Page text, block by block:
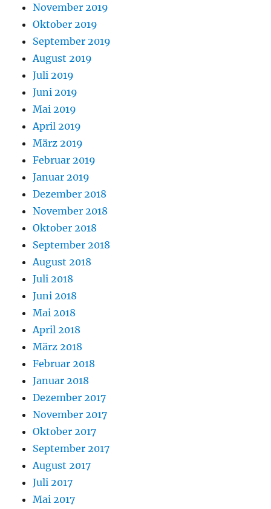
November 2019
Oktober 2019
September 2019
August 2019
Juli 2019
Juni 2019
Mai 2019
April 2019
März 2019
Februar 2019
Januar 2019
Dezember 2018
November 2018
Oktober 2018
September 2018
August 2018
Juli 2018
Juni 2018
Mai 2018
April 2018
März 2018
Februar 2018
Januar 2018
Dezember 2017
November 2017
Oktober 2017
September 2017
August 2017
Juli 2017
Mai 2017